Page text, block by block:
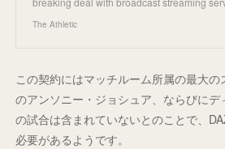
The Athletic
この契約にはマッチルーム所属の最大
のアンソニー・ジョシュア、ならびに
の試合は含まれていないとのことで、
必要があるようです。